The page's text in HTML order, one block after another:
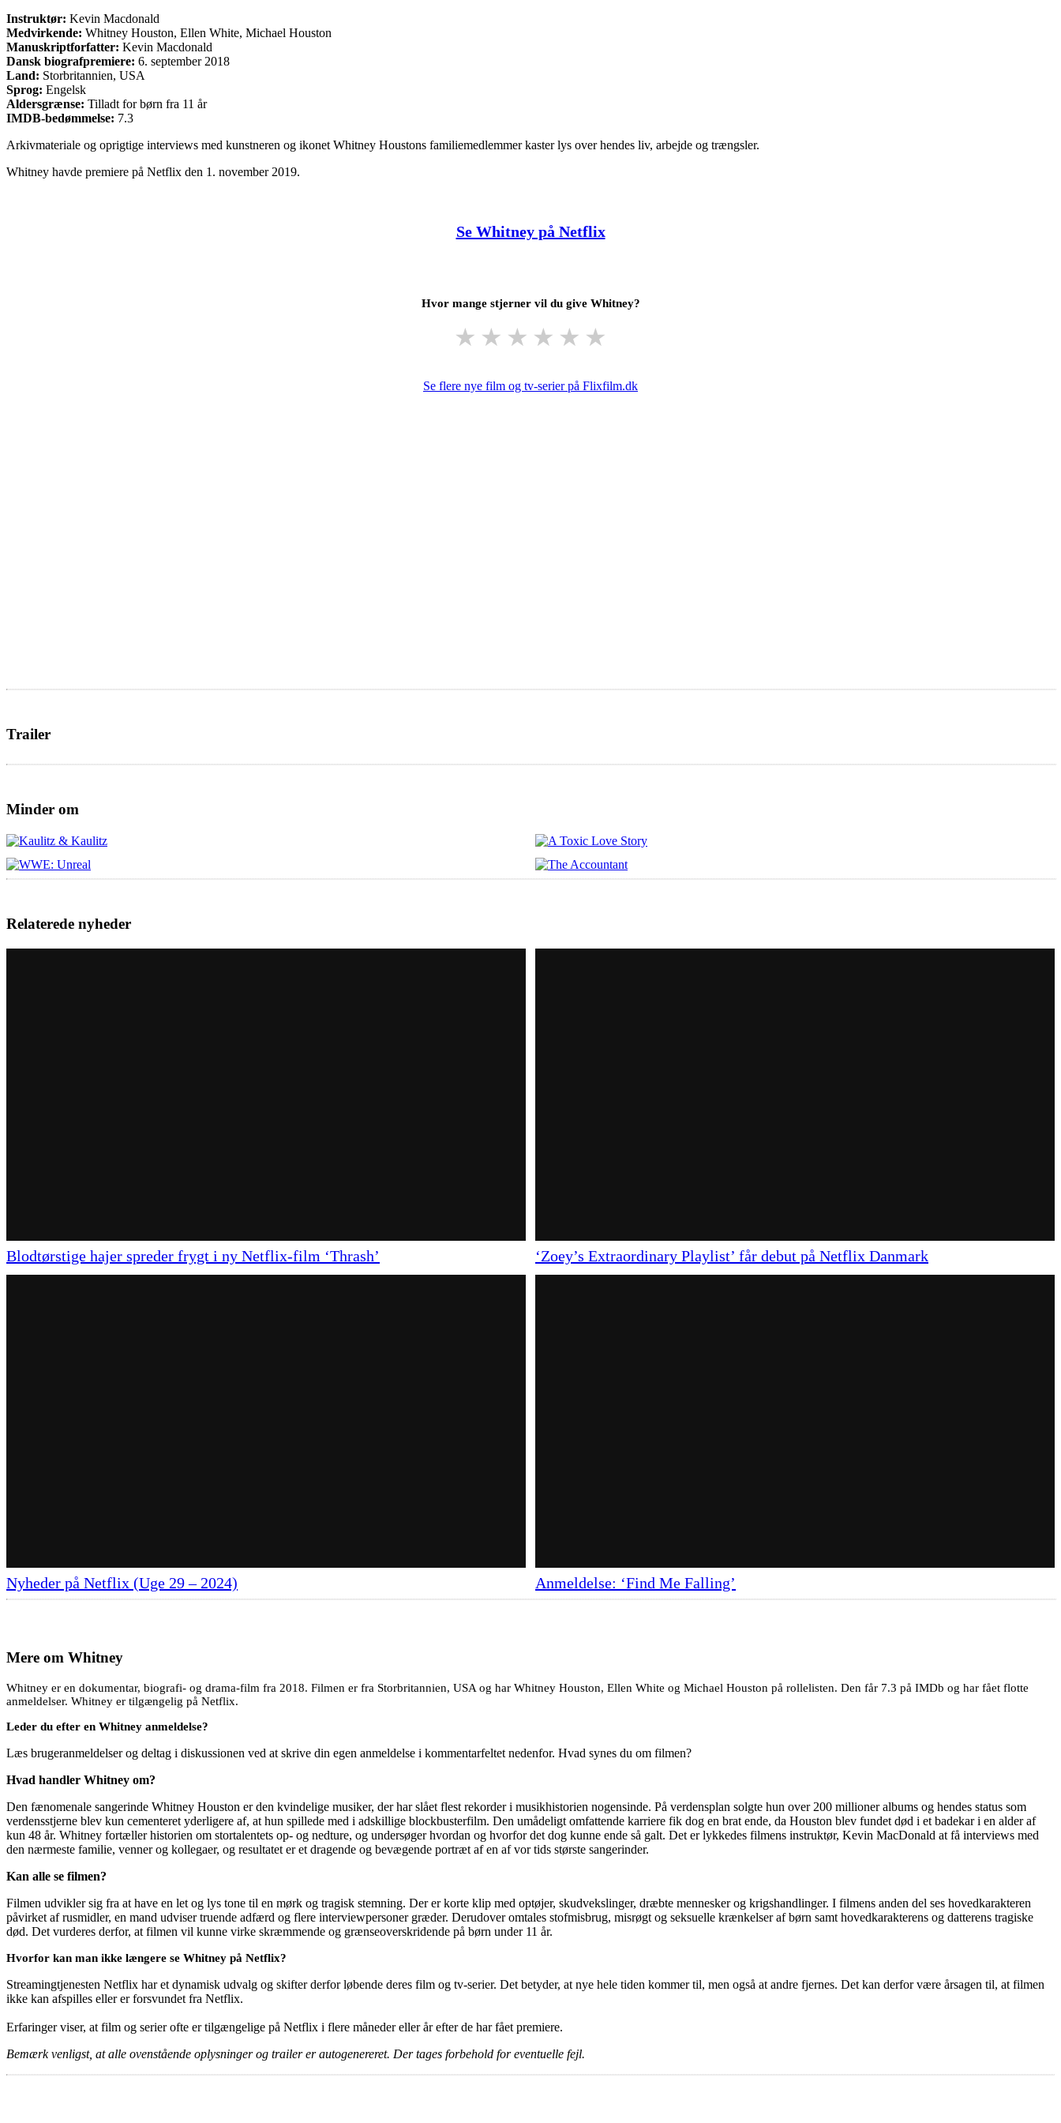
Instruktør: Kevin Macdonald
Medvirkende: Whitney Houston, Ellen White, Michael Houston
Manuskriptforfatter: Kevin Macdonald
Dansk biografpremiere: 6. september 2018
Land: Storbritannien, USA
Sprog: Engelsk
Aldersgrænse: Tilladt for børn fra 11 år
IMDB-bedømmelse: 7.3
Arkivmateriale og oprigtige interviews med kunstneren og ikonet Whitney Houstons familiemedlemmer kaster lys over hendes liv, arbejde og trængsler.
Whitney havde premiere på Netflix den 1. november 2019.
Se Whitney på Netflix
Hvor mange stjerner vil du give Whitney?
★ ★ ★ ★ ★ ★
Se flere nye film og tv-serier på Flixfilm.dk
Trailer
Minder om
Relaterede nyheder
Blodtørstige hajer spreder frygt i ny Netflix-film ‘Thrash’ ‘Zoey’s Extraordinary Playlist’ får debut på Netflix Danmark
Nyheder på Netflix (Uge 29 – 2024) Anmeldelse: ‘Find Me Falling’
Mere om Whitney
Whitney er en dokumentar, biografi- og drama-film fra 2018. Filmen er fra Storbritannien, USA og har Whitney Houston, Ellen White og Michael Houston på rollelisten. Den får 7.3 på IMDb og har fået flotte
anmeldelser. Whitney er tilgængelig på Netflix.
Leder du efter en Whitney anmeldelse?
Læs brugeranmeldelser og deltag i diskussionen ved at skrive din egen anmeldelse i kommentarfeltet nedenfor. Hvad synes du om filmen?
Hvad handler Whitney om?
Den fænomenale sangerinde Whitney Houston er den kvindelige musiker, der har slået flest rekorder i musikhistorien nogensinde. På verdensplan solgte hun over 200 millioner albums og hendes status som
verdensstjerne blev kun cementeret yderligere af, at hun spillede med i adskillige blockbusterfilm. Den umådeligt omfattende karriere fik dog en brat ende, da Houston blev fundet død i et badekar i en alder af
kun 48 år. Whitney fortæller historien om stortalentets op- og nedture, og undersøger hvordan og hvorfor det dog kunne ende så galt. Det er lykkedes filmens instruktør, Kevin MacDonald at få interviews med
den nærmeste familie, venner og kollegaer, og resultatet er et dragende og bevægende portræt af en af vor tids største sangerinder.
Kan alle se filmen?
Filmen udvikler sig fra at have en let og lys tone til en mørk og tragisk stemning. Der er korte klip med optøjer, skudvekslinger, dræbte mennesker og krigshandlinger. I filmens anden del ses hovedkarakteren
påvirket af rusmidler, en mand udviser truende adfærd og flere interviewpersoner græder. Derudover omtales stofmisbrug, misrøgt og seksuelle krænkelser af børn samt hovedkarakterens og datterens tragiske
død. Det vurderes derfor, at filmen vil kunne virke skræmmende og grænseoverskridende på børn under 11 år.
Hvorfor kan man ikke længere se Whitney på Netflix?
Streamingtjenesten Netflix har et dynamisk udvalg og skifter derfor løbende deres film og tv-serier. Det betyder, at nye hele tiden kommer til, men også at andre fjernes. Det kan derfor være årsagen til, at filmen
ikke kan afspilles eller er forsvundet fra Netflix.
Erfaringer viser, at film og serier ofte er tilgængelige på Netflix i flere måneder eller år efter de har fået premiere.
Bemærk venligst, at alle ovenstående oplysninger og trailer er autogenereret. Der tages forbehold for eventuelle fejl.